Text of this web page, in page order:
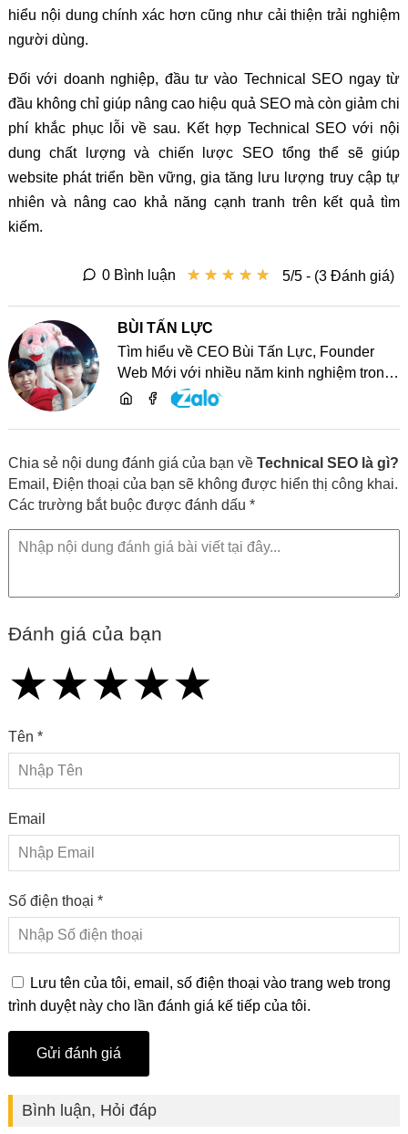
hiểu nội dung chính xác hơn cũng như cải thiện trải nghiệm
người dùng.
Đối với doanh nghiệp, đầu tư vào Technical SEO ngay từ
đầu không chỉ giúp nâng cao hiệu quả SEO mà còn giảm chi
phí khắc phục lỗi về sau. Kết hợp Technical SEO với nội
dung chất lượng và chiến lược SEO tổng thể sẽ giúp
website phát triển bền vững, gia tăng lưu lượng truy cập tự
nhiên và nâng cao khả năng cạnh tranh trên kết quả tìm
kiếm.
★ ★ ★ ★ ★
★ ★ ★ ★ ★ 5/5 - (3 Đánh giá)
0 Bình luận
BÙI TẤN LỰC
Tìm hiểu về CEO Bùi Tấn Lực, Founder
Web Mới với nhiều năm kinh nghiệm trong
lĩnh vực phát triển website, SEO và chia sẻ
Chia sẻ nội dung đánh giá của bạn về Technical SEO là gì?
Email, Điện thoại của bạn sẽ không được hiển thị công khai.
Các trường bắt buộc được đánh dấu *
Đánh giá của bạn
★
★★
★★★
★★★★
★★★★★
Tên *
Email
Số điện thoại *
Lưu tên của tôi, email, số điện thoại vào trang web trong
trình duyệt này cho lần đánh giá kế tiếp của tôi.
Bình luận, Hỏi đáp